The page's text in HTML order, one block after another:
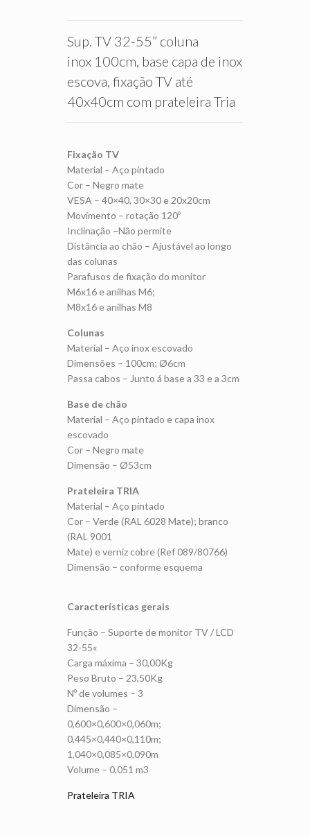
Sup. TV 32-55” coluna
inox 100cm, base capa de inox
escova, fixação TV até
40x40cm com prateleira Tria
Fixação TV
Material – Aço pintado
Cor – Negro mate
VESA – 40×40, 30×30 e 20x20cm
Movimento – rotação 120º
Inclinação –Não permite
Distância ao chão – Ajustável ao longo
das colunas
Parafusos de fixação do monitor
M6x16 e anilhas M6;
M8x16 e anilhas M8
Colunas
Material – Aço inox escovado
Dimensões – 100cm; Ø6cm
Passa cabos – Junto á base a 33 e a 3cm
Base de chão
Material – Aço pintado e capa inox
escovado
Cor – Negro mate
Dimensão – Ø53cm
Prateleira TRIA
Material – Aço pintado
Cor – Verde (RAL 6028 Mate); branco
(RAL 9001
Mate) e verniz cobre (Ref 089/80766)
Dimensão – conforme esquema
Características gerais
Função – Suporte de monitor TV / LCD
32-55«
Carga máxima – 30,00Kg
Peso Bruto – 23,50Kg
Nº de volumes – 3
Dimensão –
0,600×0,600×0,060m;
0,445×0,440×0,110m;
1,040×0,085×0,090m
Volume – 0,051 m3
Prateleira TRIA